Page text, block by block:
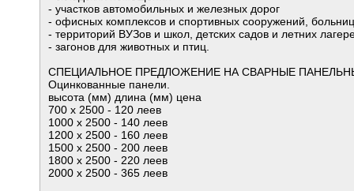
- участков автомобильных и железных дорог
- офисных комплексов и спортивных сооружений,
- территорий ВУЗов и школ, детских садов и летних
- загонов для животных и птиц.
СПЕЦИАЛЬНОЕ ПРЕДЛОЖЕНИЕ НА СВАРНЫЕ
Оцинкованные панели.
высота (мм) длина (мм) цена
700 х 2500 - 120 леев
1000 х 2500 - 140 леев
1200 х 2500 - 160 леев
1500 х 2500 - 200 леев
1800 х 2500 - 220 леев
2000 х 2500 - 365 леев